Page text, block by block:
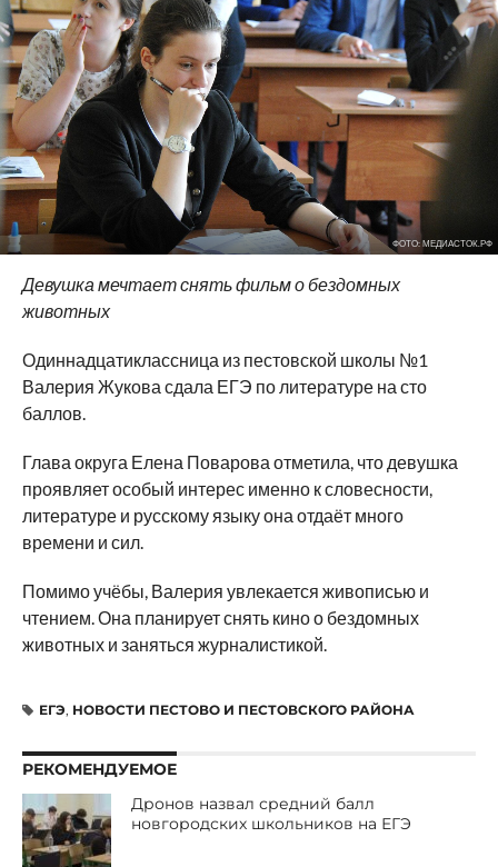
ФОТО: МЕДИАСТОК.РФ
Девушка мечтает снять фильм о бездомных
животных
Одиннадцатиклассница из пестовской школы №1
Валерия Жукова сдала ЕГЭ по литературе на сто
баллов.
Глава округа Елена Поварова отметила, что девушка
проявляет особый интерес именно к словесности,
литературе и русскому языку она отдаёт много
времени и сил.
Помимо учёбы, Валерия увлекается живописью и
чтением. Она планирует снять кино о бездомных
животных и заняться журналистикой.
ЕГЭ, НОВОСТИ ПЕСТОВО И ПЕСТОВСКОГО РАЙОНА
РЕКОМЕНДУЕМОЕ
Дронов назвал средний балл
новгородских школьников на ЕГЭ